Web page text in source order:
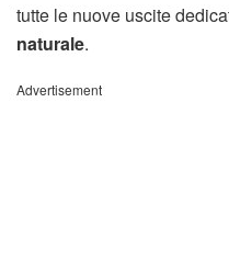
tutte le nuove uscite
naturale.
Advertisement